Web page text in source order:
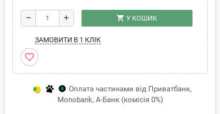
remove add shopping_cart У КОШИК
ЗАМОВИТИ В 1 КЛІК
favorite_border
Оплата частинами від Приватбанк,
Monobank, А-Банк (комісія 0%)